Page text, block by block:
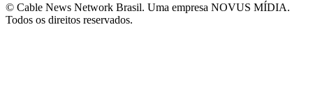
© Cable News Network Brasil. Uma empresa NOVUS MÍDIA.
Todos os direitos reservados.